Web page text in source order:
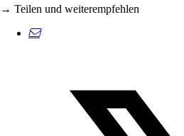
→ Teilen und weiterempfehlen